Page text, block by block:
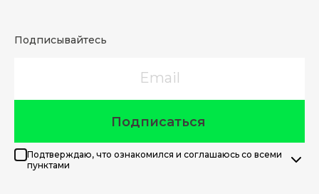
Подписывайтесь
Подписаться
Подтверждаю, что ознакомился и соглашаюсь со всеми
пунктами